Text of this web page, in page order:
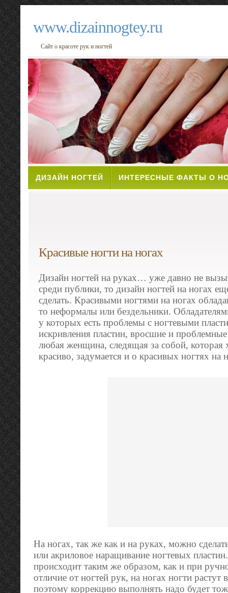
www.dizainnogtey.ru
Сайт о красоте рук и ногтей
ДИЗАЙН НОГТЕЙ ИНТЕРЕСНЫЕ ФАКТЫ О
Красивые ногти на ногах
Дизайн ногтей на руках… уже давно не
среди публики, то дизайн ногтей на ногах
сделать. Красивыми ногтями на ногах
то неформалы или бездельники.
у которых есть проблемы с ногтевыми
искривления пластин, вросшие и
любая женщина, следящая за собой, которая
красиво, задумается и о красивых ногтях на
На ногах, так же как и на руках, можно
или акриловое наращивание ногтевых
происходит таким же образом, как и при
отличие от ногтей рук, на ногах ногти растут
поэтому коррекцию выполнять надо будет